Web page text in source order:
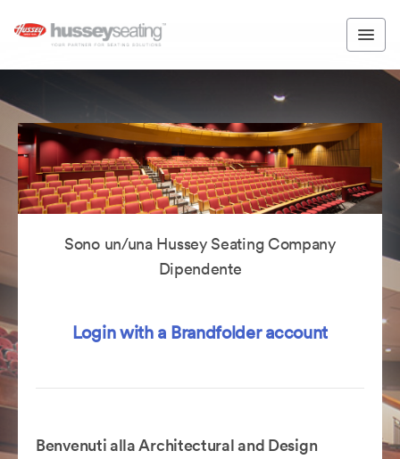
Sono un/una Hussey Seating Company
Dipendente
Login with a Brandfolder account
Benvenuti alla Architectural and Design